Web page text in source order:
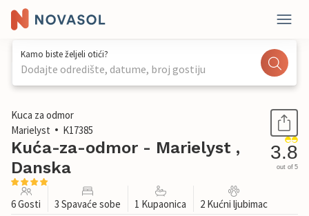
Kamo biste željeli otići?
Dodajte odredište, datume, broj gostiju
1 / 17
Kuca za odmor
Marielyst
K17385
Kuća-za-odmor - Marielyst ,
Danska
3.8
out of 5
6 Gosti 3 Spavaće sobe 1 Kupaonica 2 Kućni ljubimac